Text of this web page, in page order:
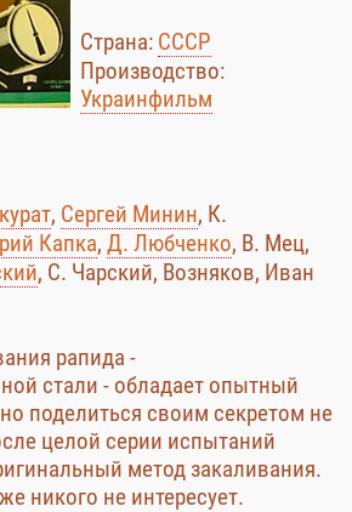
Страна: СССР
Производство:
Украинфильм
, Сергей Минин, К.
Капка, Д. Любченко, В. Мец,
, С. Чарский, Возняков, Иван
рапида -
стали - обладает опытный
поделиться своим секретом не
целой серии испытаний
метод закаливания.
никого не интересует.